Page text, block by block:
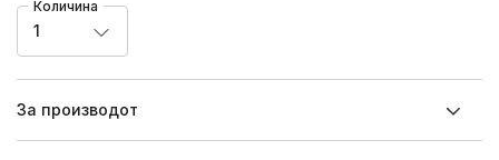
Количина
1
За производот